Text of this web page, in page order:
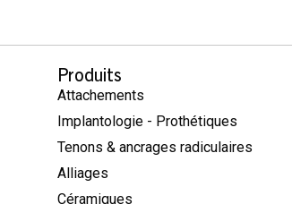
Produits
Attachements
Implantologie - Prothétiques
Tenons & ancrages radiculaires
Alliages
Céramiques